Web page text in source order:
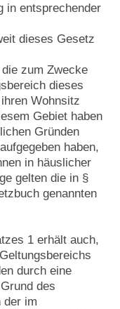
in entsprechender
dieses Gesetz
zum Zwecke
dieses
Wohnsitz
Gebiet haben
Gründen
haben,
in häuslicher
gelten die in §
genannten
1 erhält auch,
durch eine
des
der im